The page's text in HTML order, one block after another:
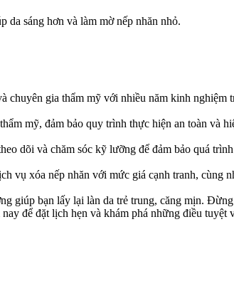
da sáng hơn và làm mờ nếp nhăn nhỏ.
gia thẩm mỹ với nhiều năm kinh nghiệm
mỹ, đảm bảo quy trình thực hiện an toàn và
dõi và chăm sóc kỹ lưỡng để đảm bảo quá
xóa nếp nhăn với mức giá cạnh tranh, cùng
bạn lấy lại làn da trẻ trung, căng mịn.
để đặt lịch hẹn và khám phá những điều tuyệt